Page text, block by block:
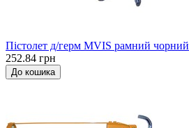
Пістолет д/герм MVIS рамний чорний
252.84 грн
До кошика